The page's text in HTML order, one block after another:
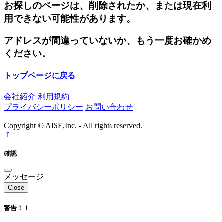
お探しのページは、削除されたか、または現在利
用できない可能性があります。
アドレスが間違っていないか、もう一度お確かめ
ください。
トップページに戻る
会社紹介 利用規約
プライバシーポリシー お問い合わせ
Copyright © AISE,Inc. - All rights reserved.
確認
メッセージ
Close
警告！！